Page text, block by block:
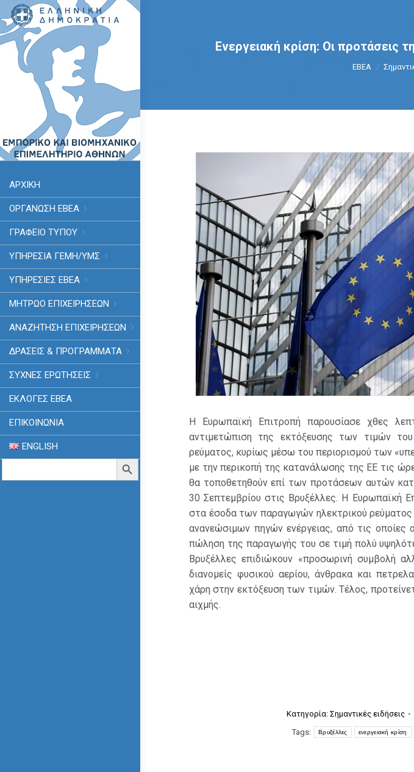
ΑΡΧΙΚΗ
ΟΡΓΑΝΩΣΗ ΕΒΕΑ
ΓΡΑΦΕΙΟ ΤΥΠΟΥ
ΥΠΗΡΕΣΊΑ ΓΕΜΗ/ΥΜΣ
ΥΠΗΡΕΣΙΕΣ ΕΒΕΑ
ΜΗΤΡΩΟ ΕΠΙΧΕΙΡΗΣΕΩΝ
ΑΝΑΖΗΤΗΣΗ ΕΠΙΧΕΙΡΗΣΕΩΝ
ΔΡΑΣΕΙΣ & ΠΡΟΓΡΑΜΜΑΤΑ
ΣΥΧΝΕΣ ΕΡΩΤΗΣΕΙΣ
ΕΚΛΟΓΈΣ ΕΒΕΑ
ΕΠΙΚΟΙΝΩΝΙΑ
ENGLISH
Search
Search Button
Ενεργειακή κρίση: Οι προτάσεις
You are here:
ΕΒΕΑ
Η Ευρωπαϊκή Επιτροπή παρουσίασε χθες
αντιμετώπιση της εκτόξευσης των τιμών
ρεύματος, κυρίως μέσω του περιορισμού των
με την περικοπή της κατανάλωσης της ΕΕ τις
θα τοποθετηθούν επί των προτάσεων αυτών
30 Σεπτεμβρίου στις Βρυξέλλες. Η Ευρωπαϊκή
στα έσοδα των παραγωγών ηλεκτρικού ρεύματος
ανανεώσιμων πηγών ενέργειας, από τις οποίες
πώληση της παραγωγής του σε τιμή πολύ
Βρυξέλλες επιδιώκουν «προσωρινή συμβολή
διανομείς φυσικού αερίου, άνθρακα και
χάρη στην εκτόξευση των τιμών. Τέλος,
αιχμής.
Κατηγορία: Σημαντικές ειδήσεις
Tags:
Βρυξέλλες ενεργειακή κρίση